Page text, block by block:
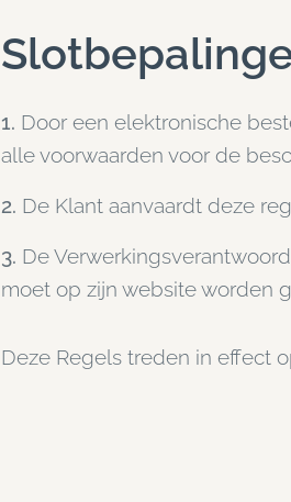
1. Door een elektronische
alle voorwaarden voor de
2. De Klant aanvaardt deze
3. De
moet op zijn website worden
Deze Regels treden in effect